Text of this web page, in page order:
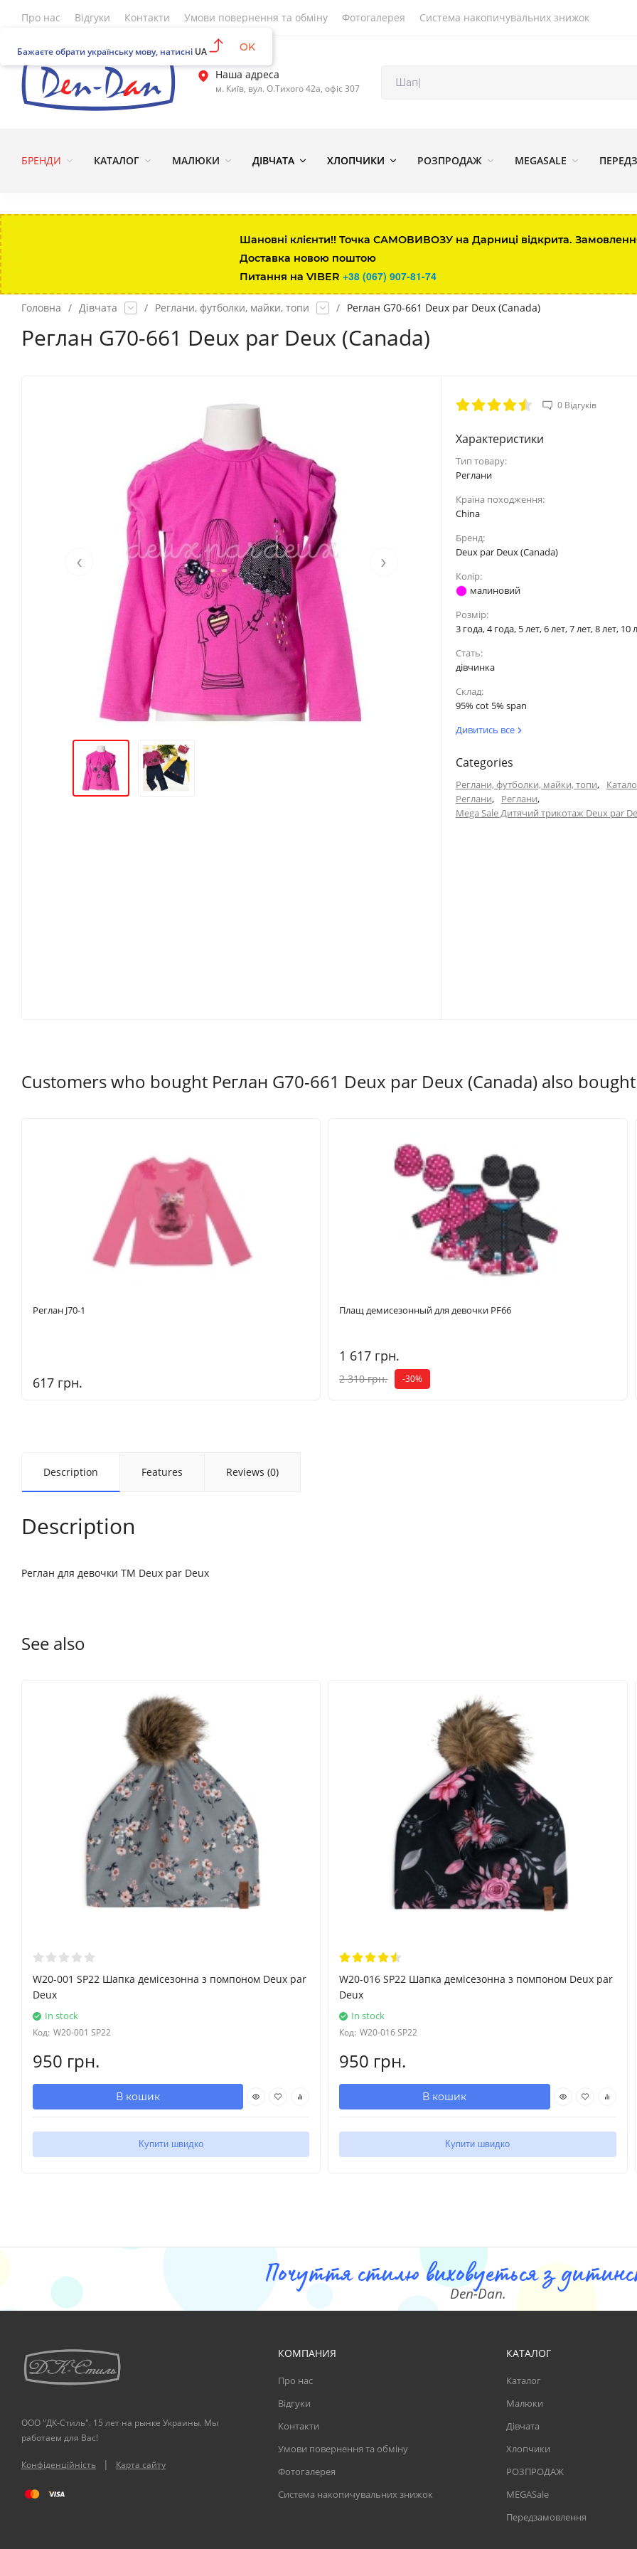
Про нас Відгуки Контакти Умови повернення та обміну Фотогалерея Система накопичувальних знижок
Наша адреса
м. Київ, вул. О.Тихого 42а, офіс 307
БРЕНДИ КАТАЛОГ МАЛЮКИ ДІВЧАТА ХЛОПЧИКИ РОЗПРОДАЖ MEGASALE
Шановні клієнти!! Точка САМОВИВОЗУ на Дарниці відкрита.
Доставка новою поштою
Питання на VIBER +38 (067) 907-81-74
Головна / Дівчата / Реглани, футболки, майки, топи / Реглан G70-661 Deux par Deux (Canada)
Реглан G70-661 Deux par Deux (Canada)
‹ ›
0 Відгуків
Характеристики
Тип товару:
Реглани
Країна походження:
China
Бренд:
Deux par Deux (Canada)
Колір:
малиновий
Розмір:
3 года, 4 года, 5 лет, 6 лет, 7 лет, 8 лет, 10
Стать:
дівчинка
Склад:
95% cot 5% span
Дивитись все
Categories
Реглани, футболки, майки, топи,
Реглани, Реглани,
Mega Sale Дитячий трикотаж Deux par
Customers who bought Реглан G70-661 Deux par Deux (Canada) also bought
Реглан J70-1
617 грн.
Плащ демисезонный для девочки PF66
1 617 грн.
2 310 грн. -30%
Description Features Reviews (0)
Description
Реглан для девочки ТМ Deux par Deux
See also
W20-001 SP22 Шапка демісезонна з помпоном Deux par
Deux
In stock
Код: W20-001 SP22
950 грн.
В кошик
Купити швидко
W20-016 SP22 Шапка демісезонна з помпоном Deux par
Deux
In stock
Код: W20-016 SP22
950 грн.
В кошик
Купити швидко
Почуття стилю виховуеться з
Den-Dan.
ООО "ДК-Стиль". 15 лет на рынке Украины. Мы
работаем для Вас!
Конфіденційність | Карта сайту
КОМПАНИЯ
Про нас
Відгуки
Контакти
Умови повернення та обміну
Фотогалерея
Система накопичувальних знижок
КАТАЛОГ
Каталог
Малюки
Дівчата
Хлопчики
РОЗПРОДАЖ
MEGASale
Передзамовлення
Бажаєте обрати українську мову, натисні UA OK